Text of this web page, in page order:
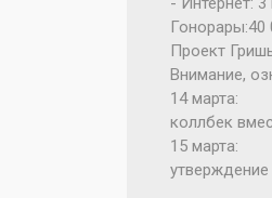
Гонорары:40
Проект
Внимание,
14 марта:
коллбек
15 марта:
утверждение